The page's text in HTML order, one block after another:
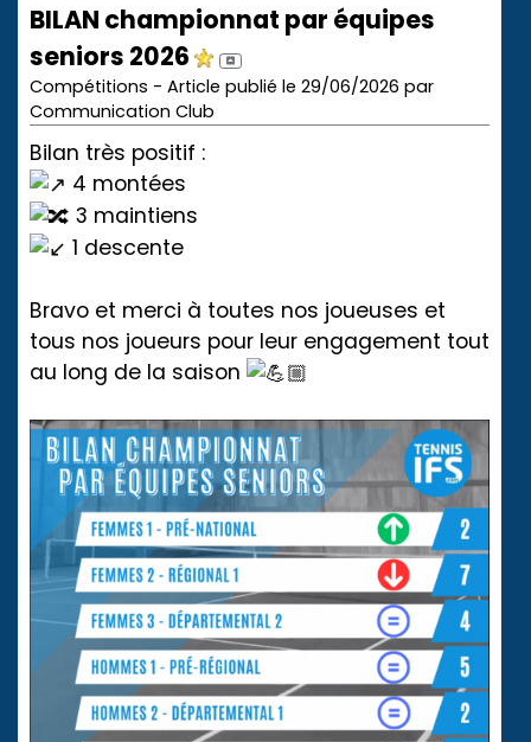
BILAN championnat par équipes
seniors 2026
Compétitions - Article publié le 29/06/2026 par
Communication Club
Bilan très positif :
4 montées
3 maintiens
1 descente
Bravo et merci à toutes nos joueuses et
tous nos joueurs pour leur engagement tout
au long de la saison